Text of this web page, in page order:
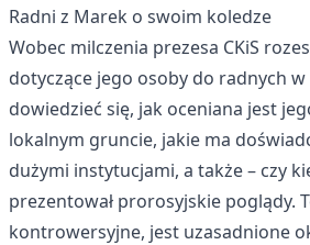
Radni z Marek o swoim koledze
Wobec milczenia prezesa CKiS
dotyczące jego osoby do radnych
dowiedzieć się, jak oceniana jest
lokalnym gruncie, jakie ma
dużymi instytucjami, a także – czy
prezentował prorosyjskie poglądy.
kontrowersyjne, jest uzasadnione